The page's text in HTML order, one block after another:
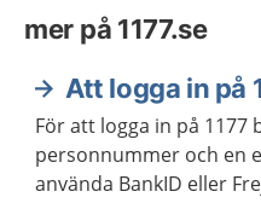
mer på 1177.se
Att logga in på
För att logga in på 1177
personnummer och en
använda BankID eller